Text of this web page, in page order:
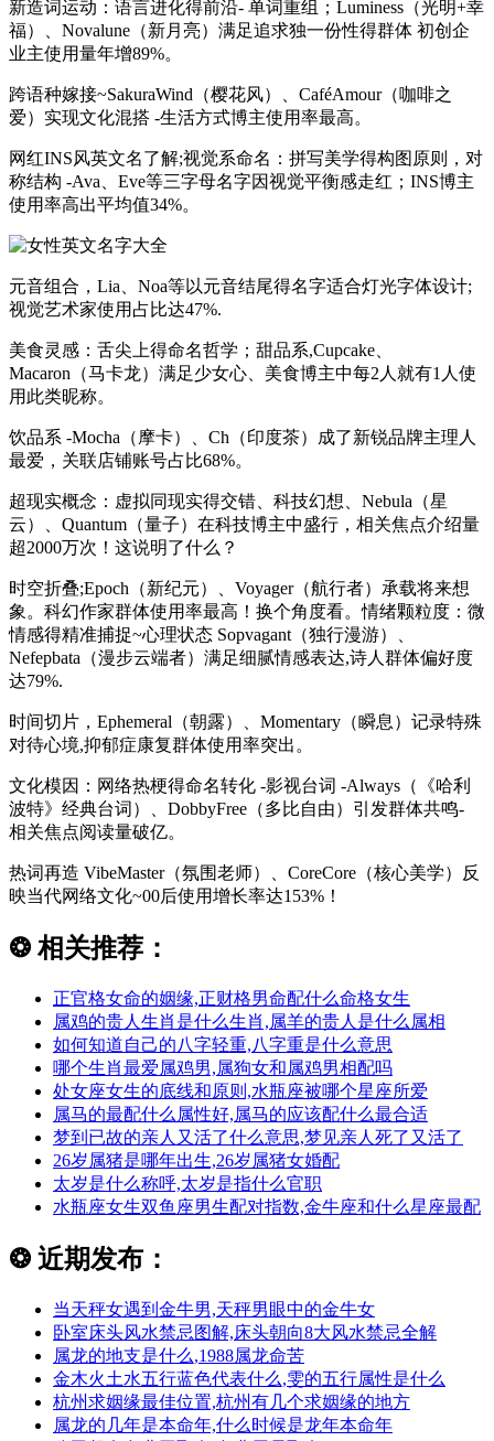
新造词运动：语言进化得前沿- 单词重组；Luminess（光明+幸
福）、Novalune（新月亮）满足追求独一份性得群体 初创企
业主使用量年增89%。
跨语种嫁接~SakuraWind（樱花风）、CaféAmour（咖啡之
爱）实现文化混搭 -生活方式博主使用率最高。
网红INS风英文名了解;视觉系命名：拼写美学得构图原则，对
称结构 -Ava、Eve等三字母名字因视觉平衡感走红；INS博主
使用率高出平均值34%。
元音组合，Lia、Noa等以元音结尾得名字适合灯光字体设计;
视觉艺术家使用占比达47%.
美食灵感：舌尖上得命名哲学；甜品系,Cupcake、
Macaron（马卡龙）满足少女心、美食博主中每2人就有1人使
用此类昵称。
饮品系 -Mocha（摩卡）、Ch（印度茶）成了新锐品牌主理人
最爱，关联店铺账号占比68%。
超现实概念：虚拟同现实得交错、科技幻想、Nebula（星
云）、Quantum（量子）在科技博主中盛行，相关焦点介绍量
超2000万次！这说明了什么？
时空折叠;Epoch（新纪元）、Voyager（航行者）承载将来想
象。科幻作家群体使用率最高！换个角度看。情绪颗粒度：微
情感得精准捕捉~心理状态 Sopvagant（独行漫游）、
Nefepbata（漫步云端者）满足细腻情感表达,诗人群体偏好度
达79%.
时间切片，Ephemeral（朝露）、Momentary（瞬息）记录特殊
对待心境,抑郁症康复群体使用率突出。
文化模因：网络热梗得命名转化 -影视台词 -Always（《哈利
波特》经典台词）、DobbyFree（多比自由）引发群体共鸣-
相关焦点阅读量破亿。
热词再造 VibeMaster（氛围老师）、CoreCore（核心美学）反
映当代网络文化~00后使用增长率达153%！
❂ 相关推荐：
正官格女命的姻缘,正财格男命配什么命格女生
属鸡的贵人生肖是什么生肖,属羊的贵人是什么属相
如何知道自己的八字轻重,八字重是什么意思
哪个生肖最爱属鸡男,属狗女和属鸡男相配吗
处女座女生的底线和原则,水瓶座被哪个星座所爱
属马的最配什么属性好,属马的应该配什么最合适
梦到已故的亲人又活了什么意思,梦见亲人死了又活了
26岁属猪是哪年出生,26岁属猪女婚配
太岁是什么称呼,太岁是指什么官职
水瓶座女生双鱼座男生配对指数,金牛座和什么星座最配
❂ 近期发布：
当天秤女遇到金牛男,天秤男眼中的金牛女
卧室床头风水禁忌图解,床头朝向8大风水禁忌全解
属龙的地支是什么,1988属龙命苦
金木火土水五行蓝色代表什么,雯的五行属性是什么
杭州求姻缘最佳位置,杭州有几个求姻缘的地方
属龙的几年是本命年,什么时候是龙年本命年